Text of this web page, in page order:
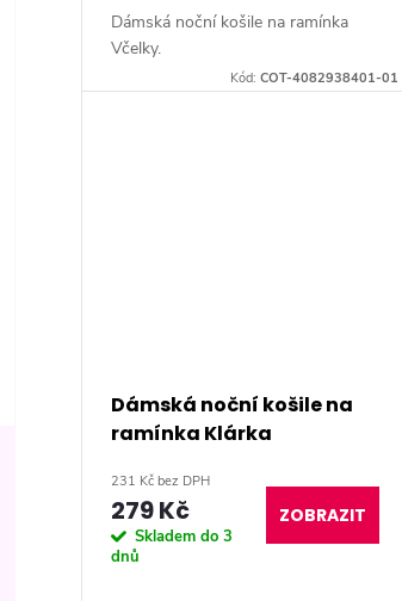
Dámská noční košile na ramínka
Včelky.
Kód:COT-4082938401-01
Dámská noční košile na
ramínka Klárka
231 Kč bez DPH
279 Kč
Skladem do 3
dnů
ZOBRAZIT